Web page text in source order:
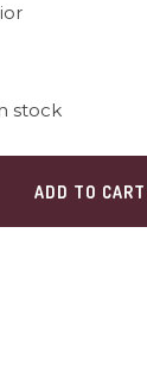
stock
ADD TO CART